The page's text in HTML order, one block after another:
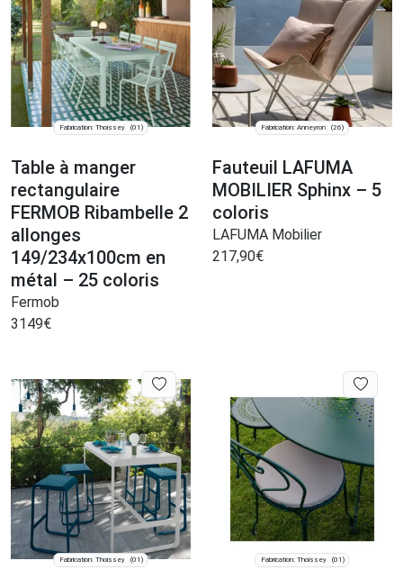
Fabrication: Thoissey (01)
Table à manger
rectangulaire
FERMOB Ribambelle 2
allonges
149/234x100cm en
métal – 25 coloris
Fermob
3149€
Fabrication: Anneyron (26)
Fauteuil LAFUMA
MOBILIER Sphinx – 5
coloris
LAFUMA Mobilier
217,90€
Fabrication: Thoissey (01) Fabrication: Thoissey (01)